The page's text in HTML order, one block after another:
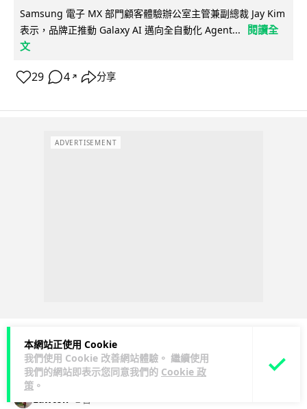
本網站正使用 Cookie
我們使用 Cookie 改善網站體驗。 繼續使用
我們的網站即表示您同意我們的 Cookie 政
策 。
Samsung 電子 MX 部門顧客體驗辦公室主管兼副總裁 Jay Kim
表示，品牌正推動 Galaxy AI 邁向全自動化 Agent...
閱讀全
文
29 4 ↗ 分享
ADVERTISEMENT
科技娛樂 生活娛樂 城中熱話